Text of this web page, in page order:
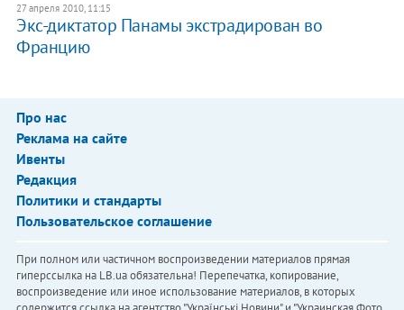
27 апреля 2010, 11:15
Экс-диктатор Панамы экстрадирован во
Францию
Про нас
Реклама на сайте
Ивенты
Редакция
Политики и стандарты
Пользовательское соглашение
При полном или частичном воспроизведении материалов прямая
гиперссылка на LB.ua обязательна! Перепечатка, копирование,
воспроизведение или иное использование материалов, в которых